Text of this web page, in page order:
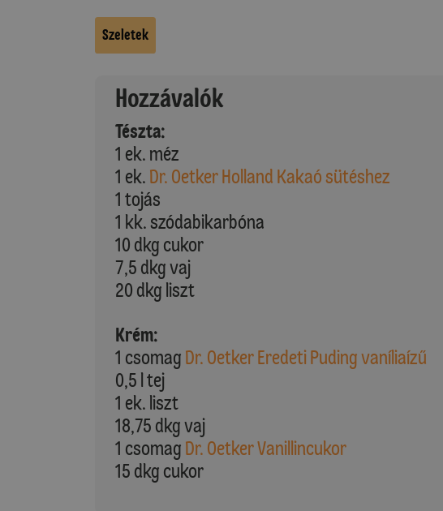
Szeletek
Hozzávalók
Tészta:
1 ek. méz
1 ek. Dr. Oetker Holland Kakaó sütéshez
1 tojás
1 kk. szódabikarbóna
10 dkg cukor
7,5 dkg vaj
20 dkg liszt
Krém:
1 csomag Dr. Oetker Eredeti Puding vaníliaízű
0,5 l tej
1 ek. liszt
18,75 dkg vaj
1 csomag Dr. Oetker Vanillincukor
15 dkg cukor